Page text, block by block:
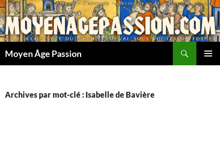
Aller
au
contenu
Moyen Âge Passion
Archives par mot-clé : Isabelle de Bavière